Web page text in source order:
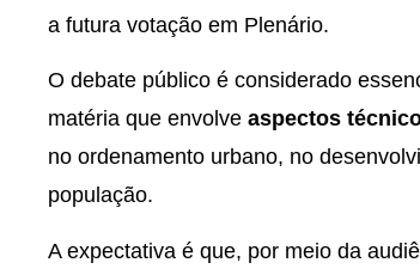
a futura votação em Plenário.
O debate público é considerado
matéria que envolve aspectos
no ordenamento urbano, no
população.
A expectativa é que, por meio da